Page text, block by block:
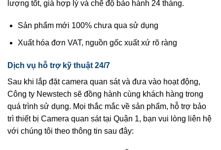
lượng tốt, giá hợp lý và chế độ bảo hành 24 tháng.
Sản phẩm mới 100% chưa qua sử dụng
Xuất hóa đơn VAT, nguồn gốc xuất xứ rõ ràng
Dịch vụ hỗ trợ kỹ thuật 24/7
Sau khi lắp đặt camera quan sát và đưa vào hoạt động,
Công ty Newstech sẽ đồng hành cùng khách hàng trong
quá trình sử dụng. Mọi thắc mắc về sản phẩm, hỗ trợ bảo
trì thiết bị Camera quan sát tại Quận 1, bạn vui lòng liên hệ
với chúng tôi theo thông tin sau đây: